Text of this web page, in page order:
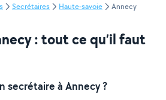
Secrétaires Haute-savoie Annecy
: tout ce qu’il faut
secrétaire à Annecy ?